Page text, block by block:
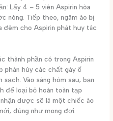
Lấy 4 – 5 viên Aspirin hòa
nóng. Tiếp theo, ngâm áo bị
đêm cho Aspirin phát huy tác
thành phần có trong Aspirin
phân hủy các chất gây ố
sạch. Vào sáng hôm sau, bạn
để loại bỏ hoàn toàn tạp
được sẽ là một chiếc áo
đúng như mong đợi.